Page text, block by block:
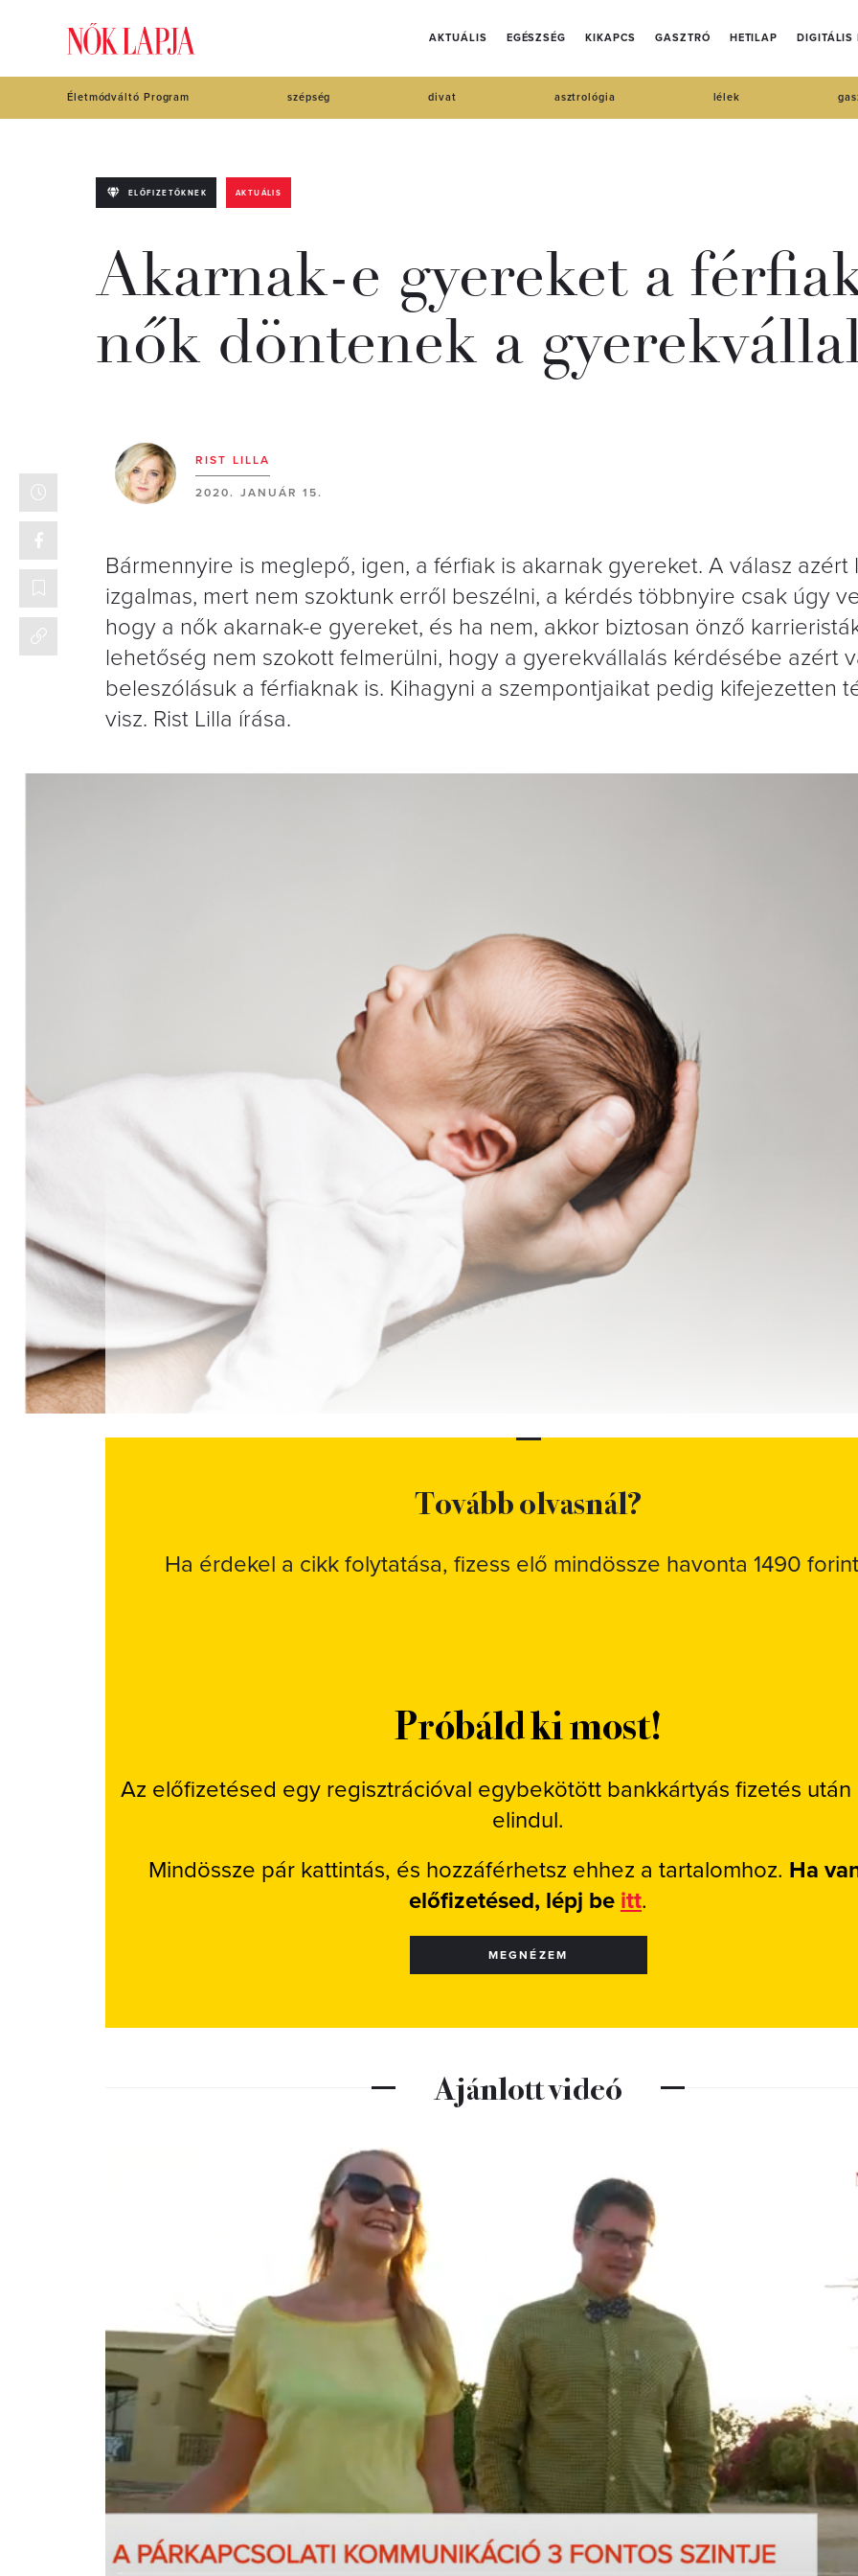
AKTUÁLIS EGÉSZSÉG KIKAPCS GASZTRÓ HETILAP DIGITÁLIS
Életmódváltó Program szépség divat asztrológia lélek
ELŐFIZETŐKNEK AKTUÁLIS
Akarnak-e gyereket a
nők döntenek a
RIST LILLA
2020. JANUÁR 15.
Bármennyire is meglepő, igen, a férfiak is akarnak gyereket. A válasz azért
izgalmas, mert nem szoktunk erről beszélni, a kérdés többnyire csak úgy
hogy a nők akarnak-e gyereket, és ha nem, akkor biztosan önző
lehetőség nem szokott felmerülni, hogy a gyerekvállalás kérdésébe azért
beleszólásuk a férfiaknak is. Kihagyni a szempontjaikat pedig kifejezetten
visz. Rist Lilla írása.
Tovább olvasnál?
Ha érdekel a cikk folytatása, fizess elő mindössze havonta 1490
Próbáld ki most!
Az előfizetésed egy regisztrációval egybekötött bankkártyás fizetés után
elindul.
Mindössze pár kattintás, és hozzáférhetsz ehhez a tartalomhoz. Ha
előfizetésed, lépj be itt.
MEGNÉZEM
Ajánlott videó